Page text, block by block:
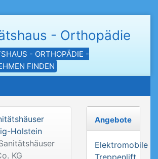
- Orthopädie
- ORTHOPÄDIE -
FINDEN
Holstein
KG
Angebote
Elektromobile
Treppenlift